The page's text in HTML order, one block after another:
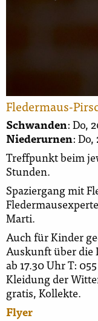
Fledermaus-
Schwanden: Do,
Niederurnen:
Treffpunkt beim
Stunden.
Spaziergang mit
Marti.
Auch für Kinder
Auskunft über die
ab 17.30 Uhr T:
Kleidung der
gratis, Kollekte.
Flyer